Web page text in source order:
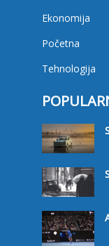
Ekonomija
Početna
Tehnologija